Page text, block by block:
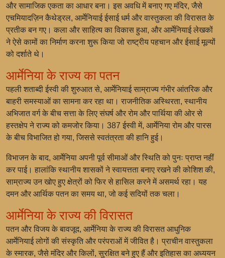
और सामाजिक एकता का आधार बना। इस अवधि में बनाए गए मंदिर, जैसे
एचमियादज़िन कैथेड्रल, आर्मेनियाई ईसाई धर्म और वास्तुकला की विरासत के
प्रतीक बन गए। कला और साहित्य का विकास हुआ, और आर्मेनियाई लेखकों
ने ऐसे कामों का निर्माण करना शुरू किया जो राष्ट्रीय पहचान और ईसाई मूल्यों
को दर्शाते थे।
आर्मेनिया के राज्य का पतन
पहली शताब्दी ईस्वी की शुरुआत से, आर्मेनियाई साम्राज्य गंभीर आंतरिक और
बाहरी समस्याओं का सामना कर रहा था। राजनीतिक अस्थिरता, स्थानीय
अभिजात वर्ग के बीच सत्ता के लिए संघर्ष और रोम और पार्थिया की ओर से
हस्तक्षेप ने राज्य को कमजोर किया। 387 ईस्वी में, आर्मेनिया रोम और पारस
के बीच विभाजित हो गया, जिससे स्वतंत्रता की हानि हुई।
विभाजन के बाद, आर्मेनिया अपनी पूर्व सीमाओं और स्थिति को पुनः प्राप्त नहीं
कर पाई। हालांकि स्थानीय शासकों ने स्वायत्तता बनाए रखने की कोशिश की,
साम्राज्य उन खोए हुए क्षेत्रों को फिर से हासिल करने में असमर्थ रहा। यह
दमन और आर्थिक पतन का समय था, जो कई सदियों तक चला।
आर्मेनिया के राज्य की विरासत
पतन और विजय के बावजूद, आर्मेनिया के राज्य की विरासत आधुनिक
आर्मेनियाई लोगों की संस्कृति और परंपराओं में जीवित है। प्राचीन वास्तुकला
के स्मारक, जैसे मंदिर और किलों, सुरक्षित बने हुए हैं और इतिहास का अध्ययन